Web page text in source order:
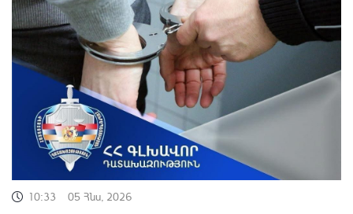
10:33 05 Հնս, 2026